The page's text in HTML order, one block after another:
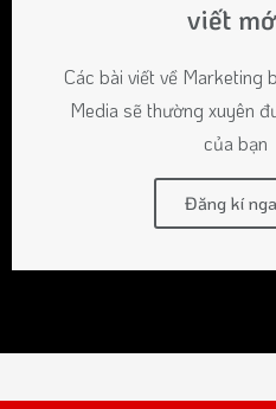
viết
Các bài viết về Marketing
Media sẽ thường xuyên
của bạn
Đăng kí